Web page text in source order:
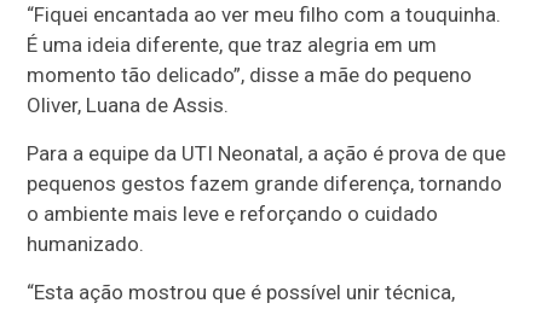
“Fiquei encantada ao ver meu filho com a touquinha.
É uma ideia diferente, que traz alegria em um
momento tão delicado”, disse a mãe do pequeno
Oliver, Luana de Assis.
Para a equipe da UTI Neonatal, a ação é prova de que
pequenos gestos fazem grande diferença, tornando
o ambiente mais leve e reforçando o cuidado
humanizado.
“Esta ação mostrou que é possível unir técnica,